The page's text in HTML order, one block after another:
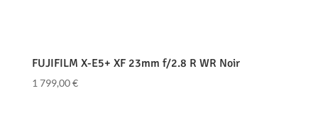
FUJIFILM X-E5+ XF 23mm f/2.8 R WR Noir
1 799,00€